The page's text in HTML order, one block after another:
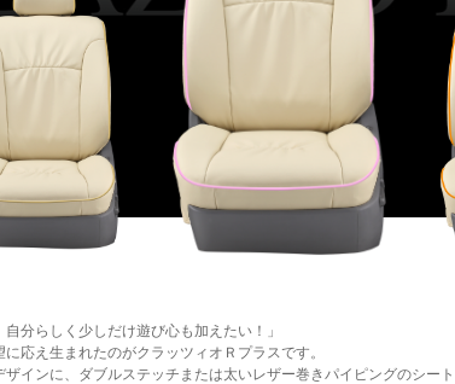
自分らしく少しだけ遊び心も加えたい！」
応え生まれたのがクラッツィオＲプラスです。
ザインに、ダブルステッチまたは太いレザー巻きパイピングのシー